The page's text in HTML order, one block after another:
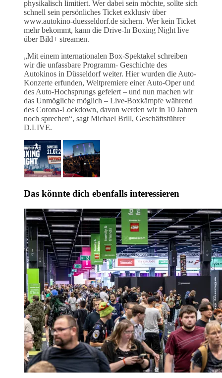
physikalisch limitiert. Wer dabei sein möchte, sollte sich
schnell sein persönliches Ticket exklusiv über
www.autokino-duesseldorf.de sichern. Wer kein Ticket
mehr bekommt, kann die Drive-In Boxing Night live
über Bild+ streamen.
„Mit einem internationalen Box-Spektakel schreiben
wir die unfassbare Programm- Geschichte des
Autokinos in Düsseldorf weiter. Hier wurden die Auto-
Konzerte erfunden, Weltpremiere einer Auto-Oper und
des Auto-Hochsprungs gefeiert – und nun machen wir
das Unmögliche möglich – Live-Boxkämpfe während
des Corona-Lockdown, davon werden wir in 10 Jahren
noch sprechen“, sagt Michael Brill, Geschäftsführer
D.LIVE.
Das könnte dich ebenfalls interessieren